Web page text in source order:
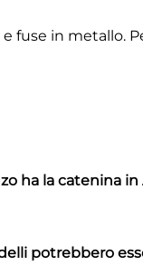
fuse in metallo.
ha la catenina in
potrebbero